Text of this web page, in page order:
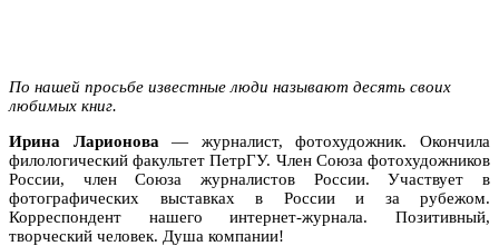
По нашей просьбе известные люди называют десять своих
любимых книг.
Ирина Ларионова — журналист, фотохудожник. Окончила
филологический факультет ПетрГУ. Член Союза фотохудожников
России, член Союза журналистов России. Участвует в
фотографических выставках в России и за рубежом.
Корреспондент нашего интернет-журнала. Позитивный,
творческий человек. Душа компании!